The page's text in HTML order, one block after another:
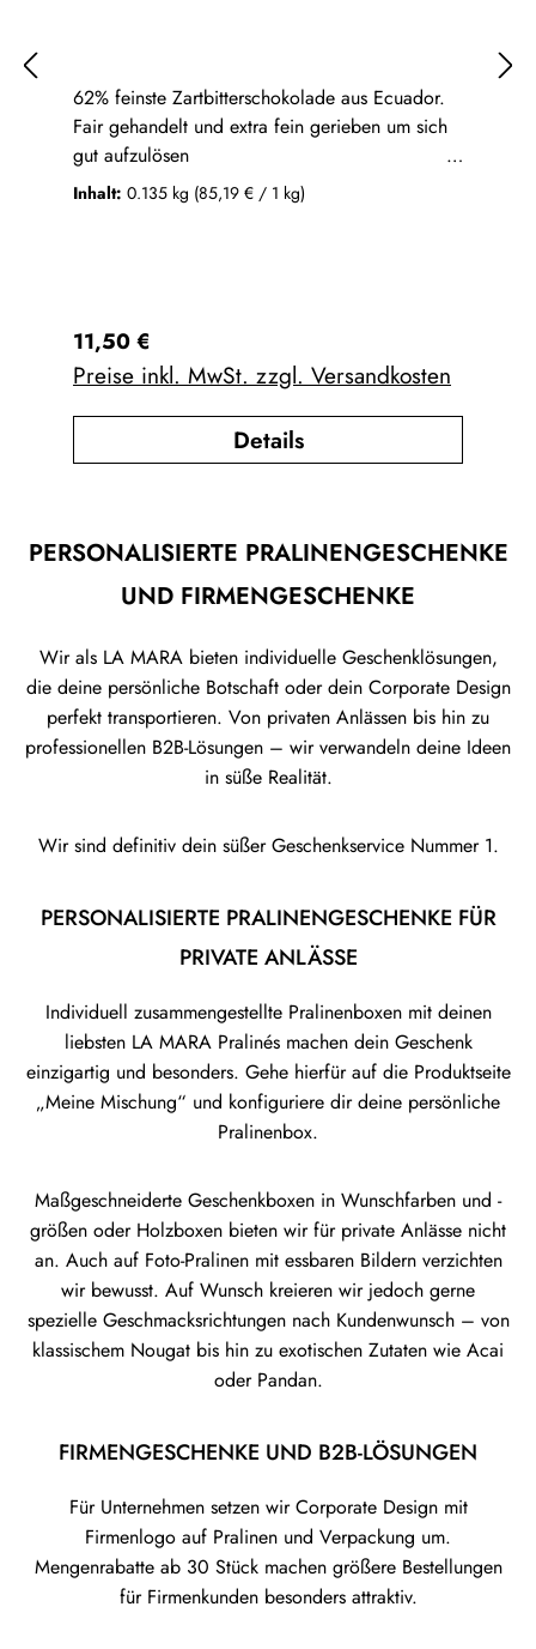
62% feinste Zartbitterschokolade aus Ecuador.
Fair gehandelt und extra fein gerieben um sich
gut aufzulösen
Einfach auf eine Tasse heißer Flüssigkeit
(200ml) 2 EL DARK geben. Gut umrühren und
genießen. FOR HOT DAYS: Wie oben
beschrieben zubereiten. Kühl stellen und kalt
genießen. Mit ein paar Eiswürfeln und Eis wird
deine Trinkschokolade zum absoluten Sommer-
mind.)Zutaten: Kakaobohnen, Zucker,
Kakaobutter, Salz.Kann Spuren von
kühl, trocken & lichtgeschützt aufbewahren.
Nährwerte pro 100g Kilojoule (kJ): 2296
Kilokalorien (kcal): 577Fett: 41gFettsäuren,
gesättigte: 25g Kohlenhydrate: 41,7gZucker:
37,6g Eiweiß: 5,3g Salz:0,2g
Inhalt: 0.135 kg (85,19 € / 1 kg)
Regulärer Preis:
11,50 €
Preise inkl. MwSt. zzgl. Versandkosten
Details
PERSONALISIERTE PRALINENGESCHENKE
UND FIRMENGESCHENKE
Wir als LA MARA bieten individuelle Geschenklösungen,
die deine persönliche Botschaft oder dein Corporate Design
perfekt transportieren. Von privaten Anlässen bis hin zu
professionellen B2B-Lösungen – wir verwandeln deine Ideen
in süße Realität.
Wir sind definitiv dein süßer Geschenkservice Nummer 1.
PERSONALISIERTE PRALINENGESCHENKE FÜR
PRIVATE ANLÄSSE
Individuell zusammengestellte Pralinenboxen mit deinen
liebsten LA MARA Pralinés machen dein Geschenk
einzigartig und besonders. Gehe hierfür auf die Produktseite
„Meine Mischung“ und konfiguriere dir deine persönliche
Pralinenbox.
Maßgeschneiderte Geschenkboxen in Wunschfarben und -
größen oder Holzboxen bieten wir für private Anlässe nicht
an. Auch auf Foto-Pralinen mit essbaren Bildern verzichten
wir bewusst. Auf Wunsch kreieren wir jedoch gerne
spezielle Geschmacksrichtungen nach Kundenwunsch – von
klassischem Nougat bis hin zu exotischen Zutaten wie Acai
oder Pandan.
FIRMENGESCHENKE UND B2B-LÖSUNGEN
Für Unternehmen setzen wir Corporate Design mit
Firmenlogo auf Pralinen und Verpackung um.
Mengenrabatte ab 30 Stück machen größere Bestellungen
für Firmenkunden besonders attraktiv.